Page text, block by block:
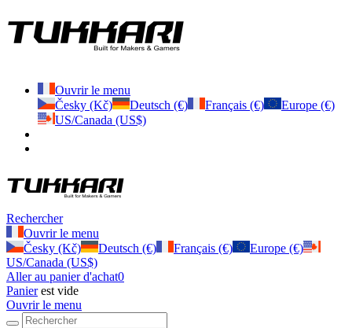
Ouvrir le menu
Česky (Kč)
Deutsch (€) Français (€)
Europe (€)
US/Canada (US$)
Rechercher
Ouvrir le menu
Česky (Kč)
Deutsch (€) Français (€)
Europe (€)
US/Canada (US$)
Aller au panier d'achat0
Panierest vide
Ouvrir le menu